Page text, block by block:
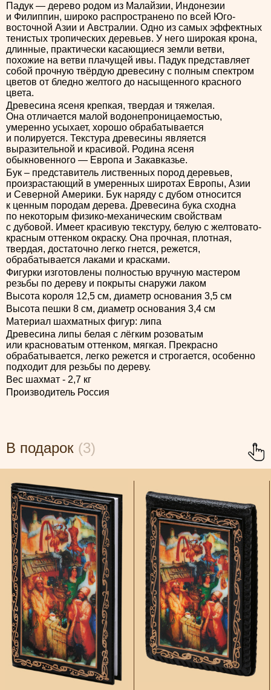
Падук — дерево родом из Малайзии, Индонезии
и Филиппин, широко распространено по всей Юго-
восточной Азии и Австралии. Одно из самых эффектных
тенистых тропических деревьев. У него широкая крона,
длинные, практически касающиеся земли ветви,
похожие на ветви плачущей ивы. Падук представляет
собой прочную твёрдую древесину с полным спектром
цветов от бледно желтого до насыщенного красного
цвета.
Древесина ясеня крепкая, твердая и тяжелая.
Она отличается малой водонепроницаемостью,
умеренно усыхает, хорошо обрабатывается
и полируется. Текстура древесины является
выразительной и красивой. Родина ясеня
обыкновенного — Европа и Закавказье.
Бук – представитель лиственных пород деревьев,
произрастающий в умеренных широтах Европы, Азии
и Северной Америки. Бук наряду с дубом относится
к ценным породам дерева. Древесина бука сходна
по некоторым физико-механическим свойствам
с дубовой. Имеет красивую текстуру, белую с желтовато-
красным оттенком окраску. Она прочная, плотная,
твердая, достаточно легко гнется, режется,
обрабатывается лаками и красками.
Фигурки изготовлены полностью вручную мастером
резьбы по дереву и покрыты снаружи лаком
Высота короля 12,5 см, диаметр основания 3,5 см
Высота пешки 8 см, диаметр основания 3,4 см
Материал шахматных фигур: липа
Древесина липы белая с лёгким розоватым
или красноватым оттенком, мягкая. Прекрасно
обрабатывается, легко режется и строгается, особенно
подходит для резьбы по дереву.
Вес шахмат - 2,7 кг
Производитель Россия
В подарок (3)